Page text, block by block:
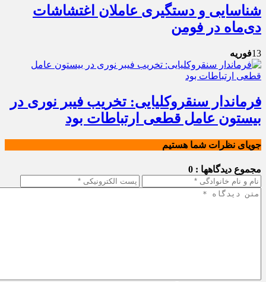
شناسایی و دستگیری عاملان اغتشاشات
دی‌ماه در فومن
13فوریه
فرماندار سنقروکلیایی: تخریب فیبر نوری در
بیستون عامل قطعی ارتباطات بود
جویای نظرات شما هستیم
مجموع دیدگاهها : 0